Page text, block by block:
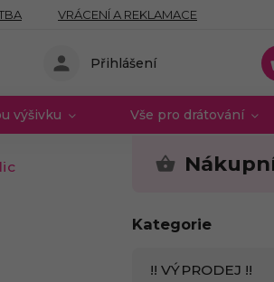
VRÁCENÍ A REKLAMACE
Přihlášení
výšivku Vše pro drátování
Kategorie
!! VÝPRODEJ !!